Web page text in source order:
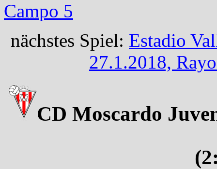
Campo 5
nächstes Spiel: Estadio
27.1.2018,
CD Moscardo